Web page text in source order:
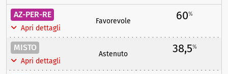
AZ-PER-RE
Apri dettagli
Favorevole 60%
MISTO
Apri dettagli
Astenuto 38,5%